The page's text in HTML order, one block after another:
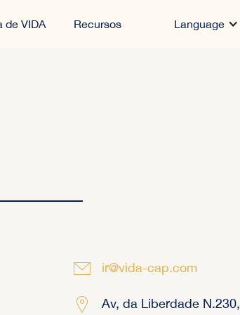
de VIDA Recursos Language
ir@vida-cap.com
Av, da Liberdade N.230,